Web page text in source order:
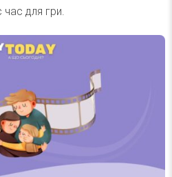
час для гри.